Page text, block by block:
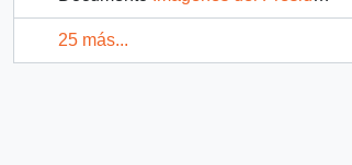
25 más...